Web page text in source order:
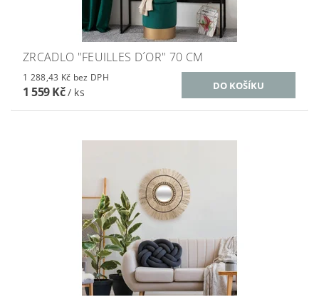
ZRCADLO "FEUILLES D´OR" 70 CM
1 288,43 Kč bez DPH
1 559 Kč/ ks